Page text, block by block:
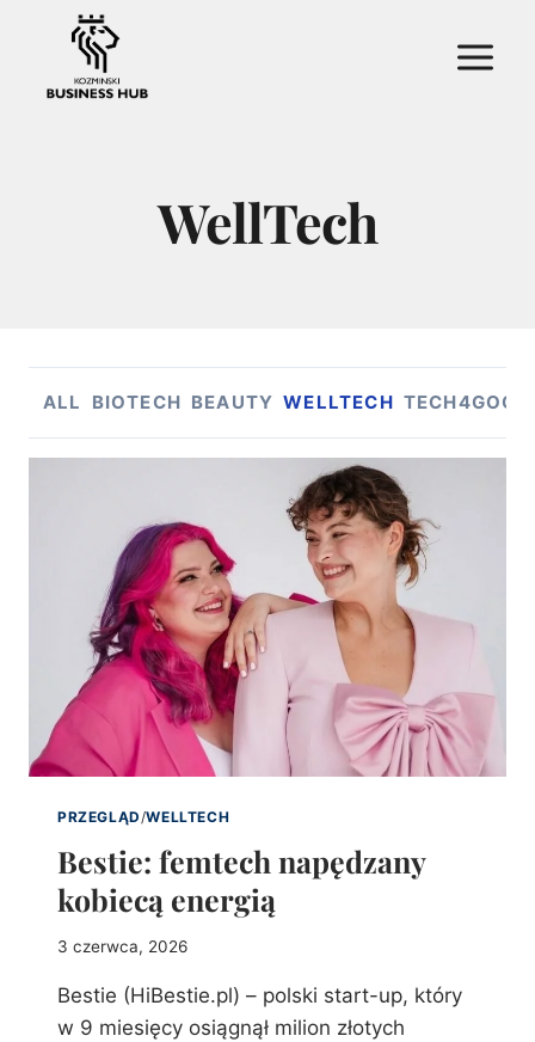
WellTech
ALL BIOTECH BEAUTY WELLTECH TECH4GOOD
PRZEGLĄD /WELLTECH
Bestie: femtech napędzany
kobiecą energią
3 czerwca, 2026
Bestie (HiBestie.pl) – polski start-up, który
w 9 miesięcy osiągnął milion złotych